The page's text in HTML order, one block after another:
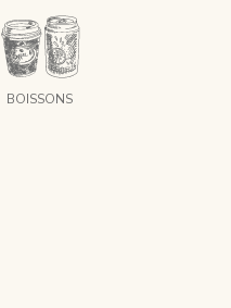
BOISSONS